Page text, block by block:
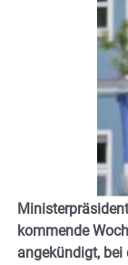
kommende
angekündigt, bei